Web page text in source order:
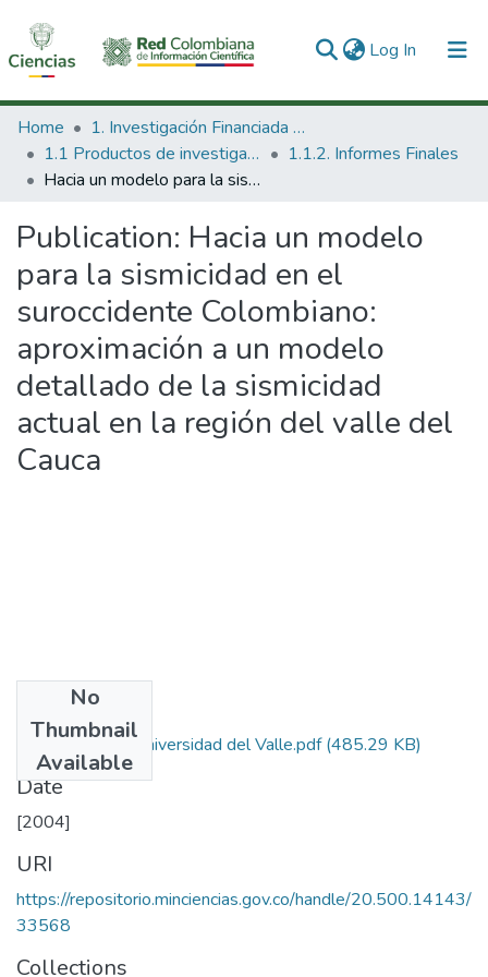
Log In (current)
Communities & Collections
All of DSpace
Home
1. Investigación Financiada con Recursos Públicos
1.1 Productos de investigación
1.1.2. Informes Finales
Hacia un modelo para la sismicidad en el suroccidente Colombiano: aproximación a un modelo detallado de la sismicidad actual en la región del valle del Cauca
Publication: Hacia un modelo
para la sismicidad en el
suroccidente Colombiano:
aproximación a un modelo
detallado de la sismicidad
actual en la región del valle del
Cauca
No
Thumbnail
Available
Autorizacion Universidad del Valle.pdf(485.29 KB)
Date
[2004]
URI
https://repositorio.minciencias.gov.co/handle/20.500.14143/
33568
Collections